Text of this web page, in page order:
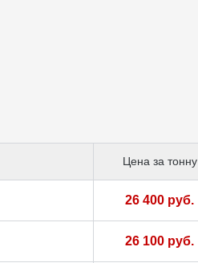
Цена за тонну
26 400 руб.
26 100 руб.